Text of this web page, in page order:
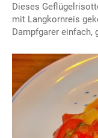
Dieses
mit Langkornreis
Dampfgarer einfach,